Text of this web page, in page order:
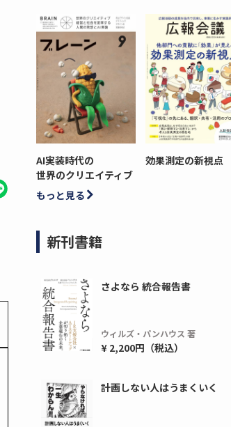
AI実装時代の
世界のクリエイティブ
効果測定の新視点
もっと見る
新刊書籍
さよなら 統合報告書
ウィルズ・パンハウス 著
¥ 2,200円（税込）
計画しない人はうまくいく